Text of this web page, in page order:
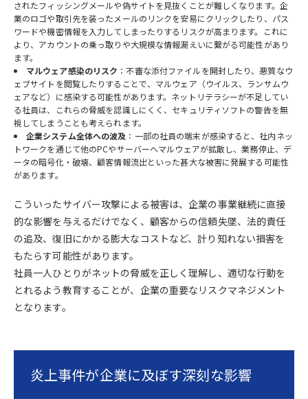
されたフィッシングメールや偽サイトを見抜くことが難しくなります。企
業のロゴや取引先を装ったメールのリンクを安易にクリックしたり、パス
ワードや機密情報を入力してしまったりするリスクが高まります。これに
より、アカウントの乗っ取りや大規模な情報漏えいに繋がる可能性があり
ます。
マルウェア感染のリスク ：不審な添付ファイルを開封したり、悪質なウ
ェブサイトを閲覧したりすることで、マルウェア（ウイルス、ランサムウ
ェアなど）に感染する可能性があります。ネットリテラシーが不足してい
る社員は、これらの脅威を認識しにくく、セキュリティソフトの警告を無
視してしまうことも考えられます。
企業システム全体への波及 ：一部の社員の端末が感染すると、社内ネッ
トワークを通じて他のPCやサーバーへマルウェアが拡散し、業務停止、デ
ータの暗号化・破壊、顧客情報流出といった甚大な被害に発展する可能性
があります。
こういったサイバー攻撃による被害は、企業の事業継続に直接
的な影響を与えるだけでなく、顧客からの信頼失墜、法的責任
の追及、復旧にかかる膨大なコストなど、計り知れない損害を
もたらす可能性があります。
社員一人ひとりがネットの脅威を正しく理解し、適切な行動を
とれるよう教育することが、企業の重要なリスクマネジメント
となります。
炎上事件が企業に及ぼす深刻な影響